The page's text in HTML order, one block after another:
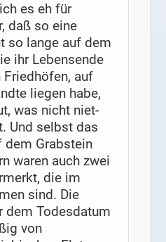
es eh für
daß so eine
so lange auf dem
ihr Lebensende
auf
liegen habe,
was nicht niet-
Und selbst das
Grabstein
waren auch zwei
die im
sind. Die
dem Todesdatum
von